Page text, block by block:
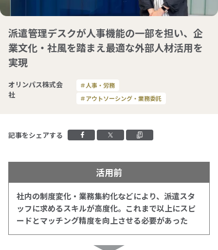
よくあるご質問
イベント・セミナー
拠点一覧
ご依頼・お問い合わせ
0120-106-102
派遣管理デスクが人事機能の一部を担い、企
業文化・社風を踏まえ最適な外部人材活用を
実現
オリンパス株式会
社
＃人事・労務
＃アウトソーシング・業務委託
記事をシェアする Facebookでシェアする
Xでシェアする
活用前
社内の制度変化・業務集約化などにより、派遣スタ
ッフに求めるスキルが高度化。これまで以上にスピ
ードとマッチング精度を向上させる必要があった